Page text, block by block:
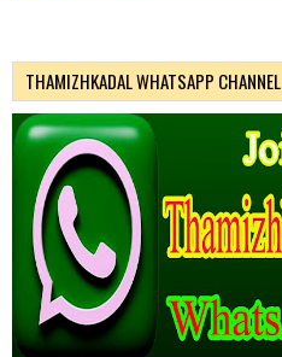
THAMIZHKADAL WHATSAPP CHANNEL